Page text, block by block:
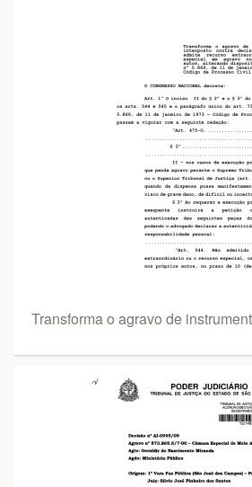
Transforma o agravo de